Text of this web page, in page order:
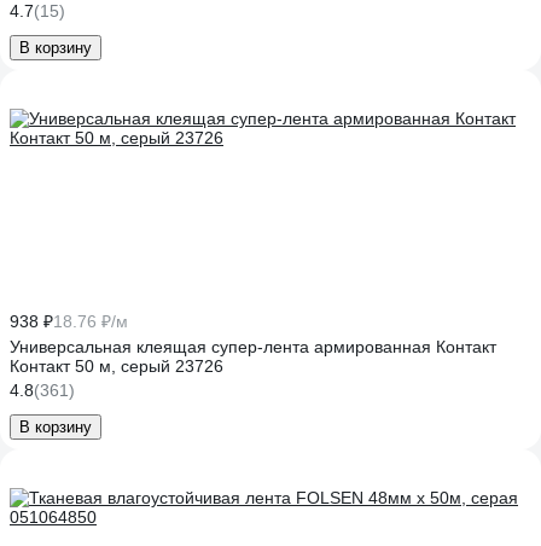
4.7(15)
В корзину
938 ₽18.76 ₽/м
Универсальная клеящая супер-лента армированная Контакт
Контакт 50 м, серый 23726
4.8(361)
В корзину